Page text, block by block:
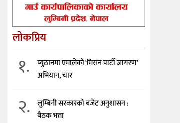
लोकप्रिय
१.
प्युठानमा एमालेको ‘मिसन पार्टी जागरण’
अभियान, चार
२.
लुम्बिनी सरकारको बजेट अनुशासन :
बैठक भत्ता